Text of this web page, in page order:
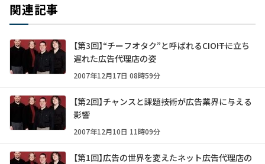
関連記事
【第3回】“チーフオタク”と呼ばれるCIO――ITに立ち
遅れた広告代理店の姿
2007年12月17日 08時59分
【第2回】チャンスと課題――技術が広告業界に与える
影響
2007年12月10日 11時09分
【第1回】広告の世界を変えたネット――広告代理店の